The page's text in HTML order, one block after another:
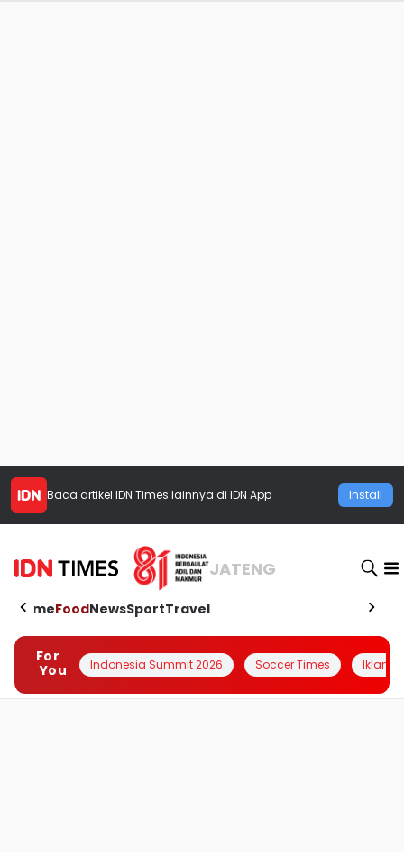
Baca artikel IDN Times lainnya di IDN App Install
JATENG
HomeFoodNewsSportTravel
For
You
Indonesia Summit 2026 Soccer Times Iklanin